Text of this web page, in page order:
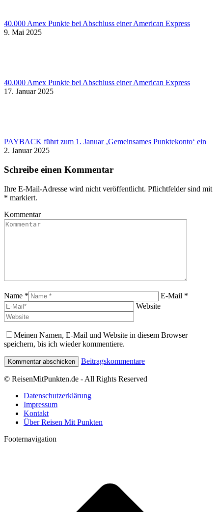
40.000 Amex Punkte bei Abschluss einer American Express
9. Mai 2025
40.000 Amex Punkte bei Abschluss einer American Express
17. Januar 2025
PAYBACK führt zum 1. Januar ‚Gemeinsames Punktekonto‘ ein
2. Januar 2025
Schreibe einen Kommentar
Ihre E-Mail-Adresse wird nicht veröffentlicht. Pflichtfelder sind mit
* markiert.
Kommentar
Name *
E-Mail *
Website
Meinen Namen, E-Mail und Website in diesem Browser
speichern, bis ich wieder kommentiere.
Beitragskommentare
© ReisenMitPunkten.de - All Rights Reserved
Datenschutzerklärung
Impressum
Kontakt
Über Reisen Mit Punkten
Footernavigation